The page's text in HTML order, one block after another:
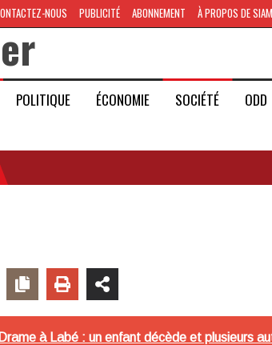
NOUS PUBLICITÉ ABONNEMENT À PROPOS DE
POLITIQUE ÉCONOMIE SOCIÉTÉ ODD
Drame à Labé : un enfant décède et plusieurs